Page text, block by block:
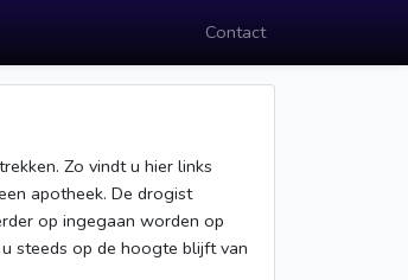
Contact
Zo vindt u hier links
apotheek. De drogist
op ingegaan worden op
steeds op de hoogte blijft van